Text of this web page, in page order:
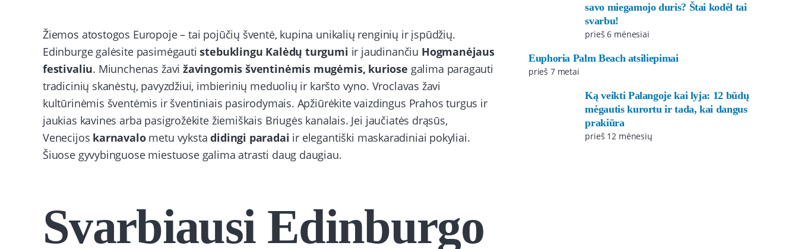
Žiemos atostogos Europoje – tai pojūčių šventė, kupina unikalių renginių ir įspūdžių.
Edinburge galėsite pasimėgautistebuklingu Kalėdų turgumi ir jaudinančiu Hogmanėjaus
festivaliu. Miunchenas žavi žavingomis šventinėmis mugėmis, kuriose galima paragauti
tradicinių skanėstų, pavyzdžiui, imbierinių meduolių ir karšto vyno. Vroclavas žavi
kultūrinėmis šventėmis ir šventiniais pasirodymais. Apžiūrėkite vaizdingus Prahos turgus ir
jaukias kavines arba pasigrožėkite žiemiškais Briugės kanalais. Jei jaučiatės drąsūs,
Venecijos karnavalometu vykstadidingi paradai ir elegantiški maskaradiniai pokyliai.
Šiuose gyvybinguose miestuose galima atrasti daug daugiau.
Svarbiausi Edinburgo
savo miegamojo duris? Štai kodėl tai
svarbu!
prieš 6 mėnesiai
Euphoria Palm Beach atsiliepimai
prieš 7 metai
Ką veikti Palangoje kai lyja: 12 būdų
mėgautis kurortu ir tada, kai dangus
prakiūra
prieš 12 mėnesių